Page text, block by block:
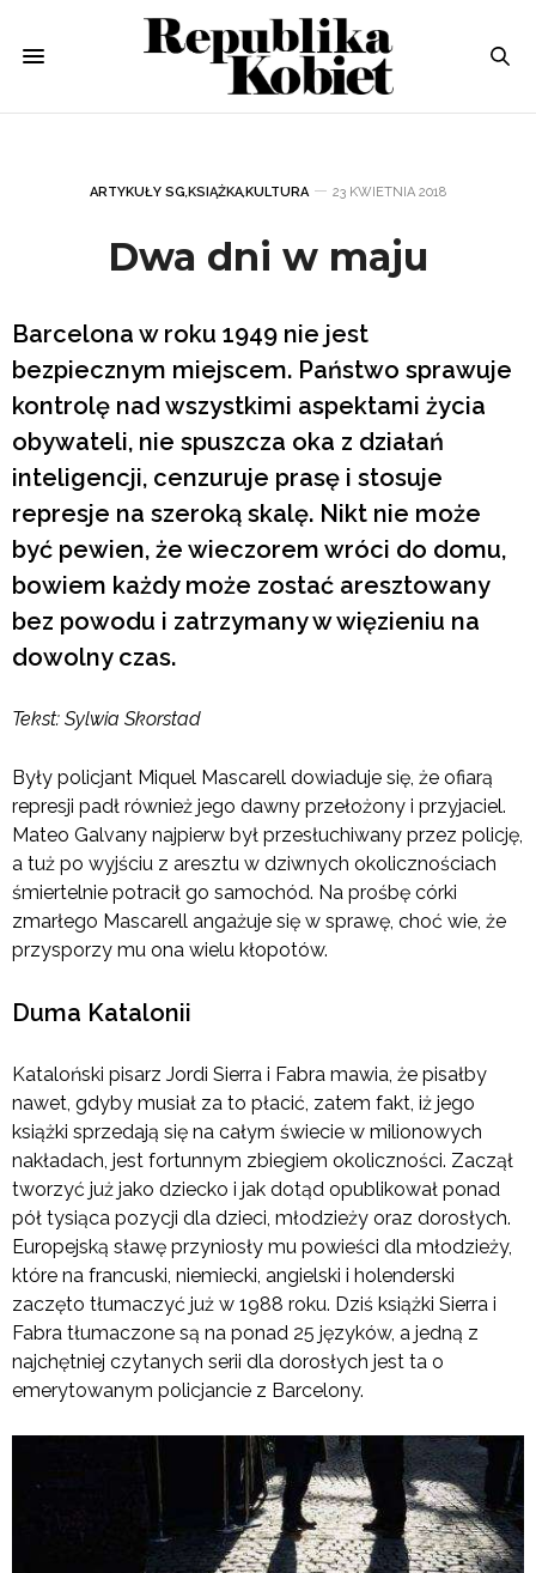
ARTYKUŁY SG,KSIĄŻKA,KULTURA 23 KWIETNIA 2018
Dwa dni w maju
Barcelona w roku 1949 nie jest
bezpiecznym miejscem. Państwo sprawuje
kontrolę nad wszystkimi aspektami życia
obywateli, nie spuszcza oka z działań
inteligencji, cenzuruje prasę i stosuje
represje na szeroką skalę. Nikt nie może
być pewien, że wieczorem wróci do domu,
bowiem każdy może zostać aresztowany
bez powodu i zatrzymany w więzieniu na
dowolny czas.
Tekst: Sylwia Skorstad
Były policjant Miquel Mascarell dowiaduje się, że ofiarą
represji padł również jego dawny przełożony i przyjaciel.
Mateo Galvany najpierw był przesłuchiwany przez policję,
a tuż po wyjściu z aresztu w dziwnych okolicznościach
śmiertelnie potracił go samochód. Na prośbę córki
zmarłego Mascarell angażuje się w sprawę, choć wie, że
przysporzy mu ona wielu kłopotów.
Duma Katalonii
Kataloński pisarz Jordi Sierra i Fabra mawia, że pisałby
nawet, gdyby musiał za to płacić, zatem fakt, iż jego
książki sprzedają się na całym świecie w milionowych
nakładach, jest fortunnym zbiegiem okoliczności. Zaczął
tworzyć już jako dziecko i jak dotąd opublikował ponad
pół tysiąca pozycji dla dzieci, młodzieży oraz dorosłych.
Europejską sławę przyniosły mu powieści dla młodzieży,
które na francuski, niemiecki, angielski i holenderski
zaczęto tłumaczyć już w 1988 roku. Dziś książki Sierra i
Fabra tłumaczone są na ponad 25 języków, a jedną z
najchętniej czytanych serii dla dorosłych jest ta o
emerytowanym policjancie z Barcelony.